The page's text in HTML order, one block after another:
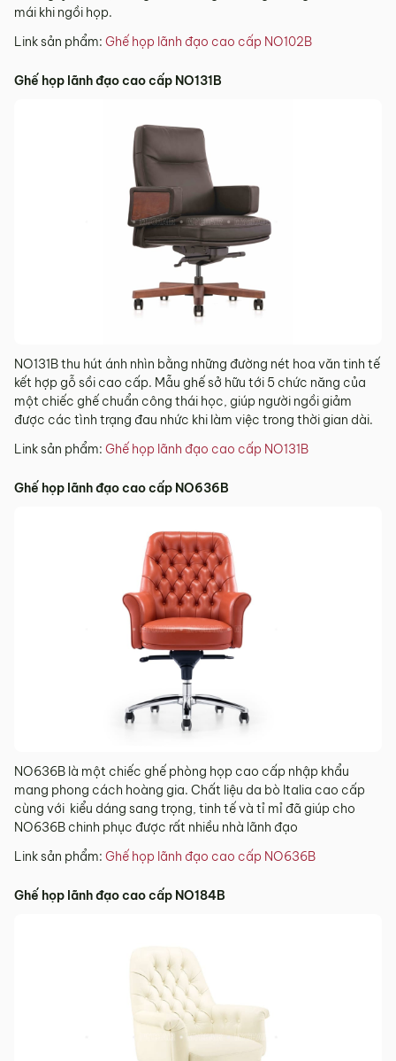
mái khi ngồi họp.
Link sản phẩm: Ghế họp lãnh đạo cao cấp NO102B
Ghế họp lãnh đạo cao cấp NO131B
NO131B thu hút ánh nhìn bằng những đường nét hoa văn tinh tế
kết hợp gỗ sồi cao cấp. Mẫu ghế sở hữu tới 5 chức năng của
một chiếc ghế chuẩn công thái học, giúp người ngồi giảm
được các tình trạng đau nhức khi làm việc trong thời gian dài.
Link sản phẩm: Ghế họp lãnh đạo cao cấp NO131B
Ghế họp lãnh đạo cao cấp NO636B
NO636B là một chiếc ghế phòng họp cao cấp nhập khẩu
mang phong cách hoàng gia. Chất liệu da bò Italia cao cấp
cùng với kiểu dáng sang trọng, tinh tế và tỉ mỉ đã giúp cho
NO636B chinh phục được rất nhiều nhà lãnh đạo
Link sản phẩm: Ghế họp lãnh đạo cao cấp NO636B
Ghế họp lãnh đạo cao cấp NO184B